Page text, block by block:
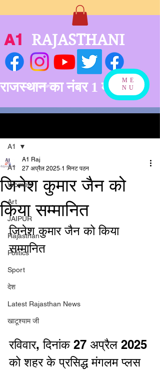
राजस्थान का नंबर 1 मीडिया
बनने को अग्रसर
ME
NU
A1 RAJASTHANI
A1
Women
Art
JAIPUR
Rajasthan
Politics
Sport
देश
Latest Rajasthan News
खाटूश्याम जी
A1
जिनेश कुमार जैन को
किया सम्मानित
A1 Raj
27 अप्रैल 2025 1 मिनट पठन
जिनेश कुमार जैन को किया
सम्मानित
रविवार, दिनांक 27 अप्रैल 2025
को शहर के प्रसिद्ध मंगलम प्लस